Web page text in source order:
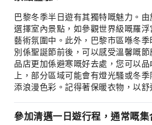
巴黎冬季半日遊有其獨特嘅魅力。
選擇室內景點，如參觀世界級嘅羅
藝術氛圍中。此外，巴黎市區喺冬
別係聖誕節前後，可以感受溫馨嘅
品店更加係避寒嘅好去處，您可以
上，部分區域可能會有燈光騷或冬
添浪漫色彩。記得著保暖衣物，以舒
參加清邁一日遊行程，通常嘅